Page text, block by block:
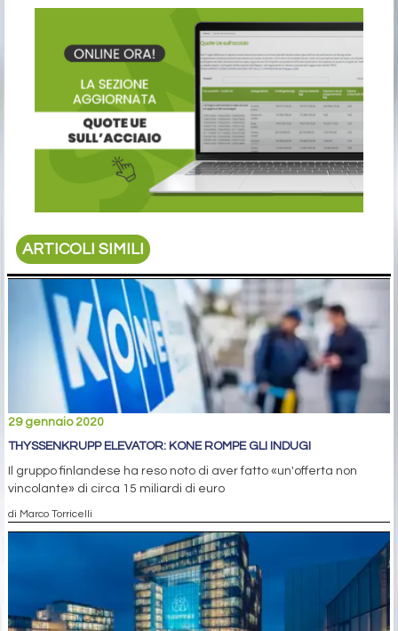
ARTICOLI SIMILI
29 gennaio 2020
THYSSENKRUPP ELEVATOR: KONE ROMPE GLI INDUGI
Il gruppo finlandese ha reso noto di aver fatto «un'offerta non
vincolante» di circa 15 miliardi di euro
di Marco Torricelli